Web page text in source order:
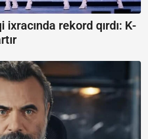
rekord qırdı: K-